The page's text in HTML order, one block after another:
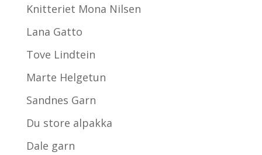
Knitteriet Mona Nilsen
Lana Gatto
Tove Lindtein
Marte Helgetun
Sandnes Garn
Du store alpakka
Dale garn